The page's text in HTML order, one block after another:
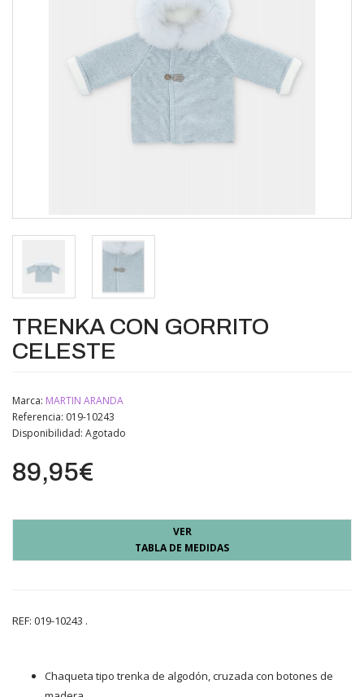
TRENKA CON GORRITO
CELESTE
Marca: MARTIN ARANDA
Referencia: 019-10243
Disponibilidad: Agotado
89,95€
VER
TABLA DE MEDIDAS
REF: 019-10243 .
Chaqueta tipo trenka de algodón, cruzada con botones de